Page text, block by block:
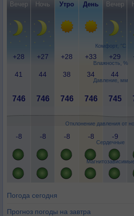
Комфорт, °C
Влажность, %
Давление, мм
Отклонение давления от
Сердечные
Вечер Ночь Утро День Вечер
+28 +27 +28 +33 +29
41 44 38 34 44
746 746 746 746 745
-8 -8 -8 -8 -9
Погода сегодня
Прогноз погоды на завтра